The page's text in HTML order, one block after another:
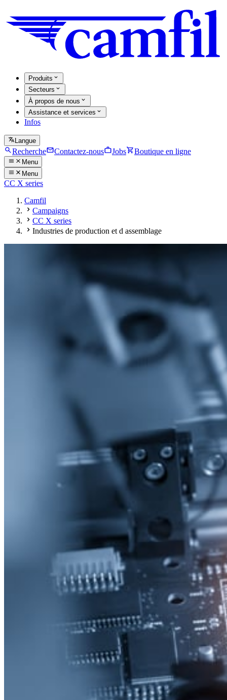
Produits
Secteurs
À propos de nous
Assistance et services
Infos
Langue
Recherche Contactez-nous Jobs Boutique en ligne
Menu
Menu
CC X series
Camfil
Campaigns
CC X series
Industries de production et d assemblage